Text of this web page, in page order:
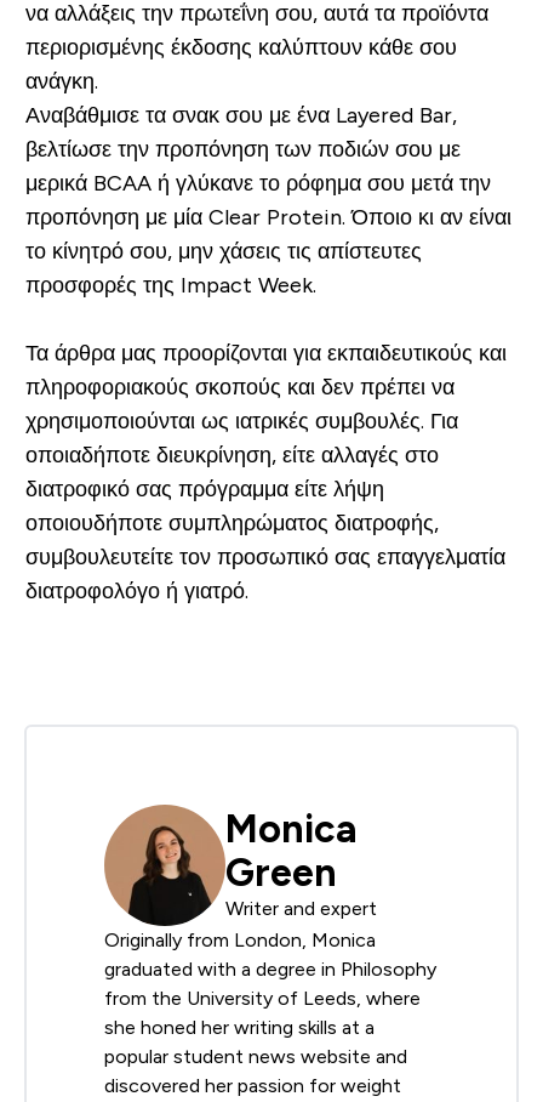
να αλλάξεις την πρωτεΐνη σου, αυτά τα προϊόντα
περιορισμένης έκδοσης καλύπτουν κάθε σου
ανάγκη.
Αναβάθμισε τα σνακ σου με ένα Layered Bar,
βελτίωσε την προπόνηση των ποδιών σου με
μερικά BCAA ή γλύκανε το ρόφημα σου μετά την
προπόνηση με μία Clear Protein. Όποιο κι αν είναι
το κίνητρό σου, μην χάσεις τις απίστευτες
προσφορές της Impact Week.
Τα άρθρα μας προορίζονται για εκπαιδευτικούς και
πληροφοριακούς σκοπούς και δεν πρέπει να
χρησιμοποιούνται ως ιατρικές συμβουλές. Για
οποιαδήποτε διευκρίνηση, είτε αλλαγές στο
διατροφικό σας πρόγραμμα είτε λήψη
οποιουδήποτε συμπληρώματος διατροφής,
συμβουλευτείτε τον προσωπικό σας επαγγελματία
διατροφολόγο ή γιατρό.
Monica
Green
Writer and expert
Originally from London, Monica
graduated with a degree in Philosophy
from the University of Leeds, where
she honed her writing skills at a
popular student news website and
discovered her passion for weight